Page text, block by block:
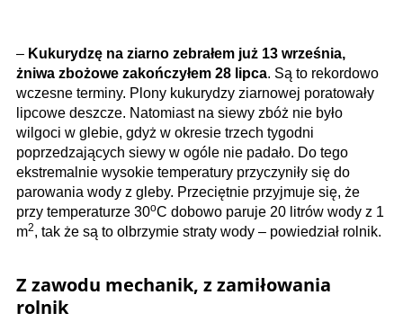
– Kukurydzę na ziarno zebrałem już 13 września,
żniwa zbożowe zakończyłem 28 lipca. Są to rekordowo
wczesne terminy. Plony kukurydzy ziarnowej poratowały
lipcowe deszcze. Natomiast na siewy zbóż nie było
wilgoci w glebie, gdyż w okresie trzech tygodni
poprzedzających siewy w ogóle nie padało. Do tego
ekstremalnie wysokie temperatury przyczyniły się do
parowania wody z gleby. Przeciętnie przyjmuje się, że
przy temperaturze 30oC dobowo paruje 20 litrów wody z 1
m2, tak że są to olbrzymie straty wody – powiedział rolnik.
Z zawodu mechanik, z zamiłowania
rolnik